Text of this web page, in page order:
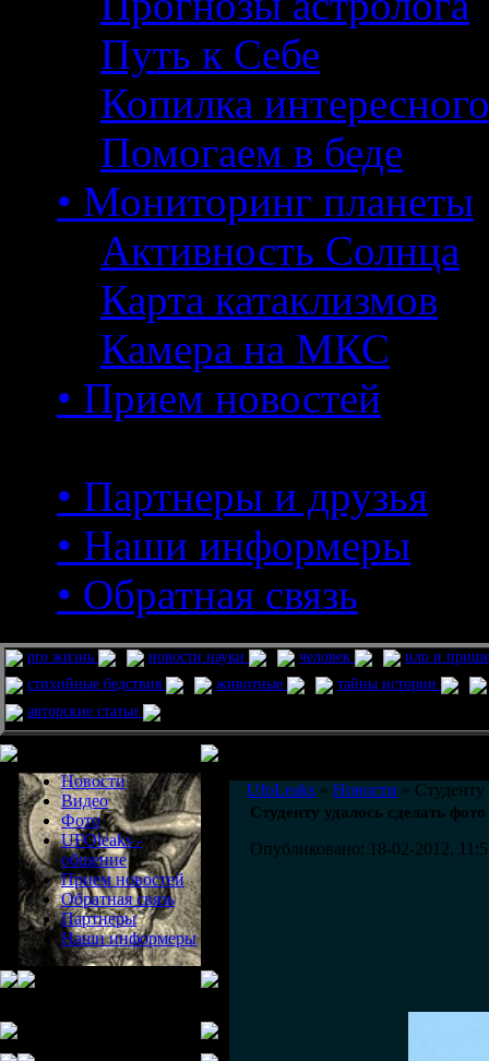
Путь к Себе
Копилка интересного
Помогаем в беде
• Мониторинг планеты
Активность Солнца
Карта катаклизмов
Камера на МКС
• Прием новостей
• Партнеры и друзья
• Наши информеры
• Обратная связь
pro жизнь новости науки человек
нло и
стихийные бедствия
животные
тайны истории
авторские статьи
Новости
Видео
Фото
UFOleaks -
общение
Прием новостей
Обратная связь
Партнеры
Наши информеры
UfoLeaks » Новости » Студенту
Студенту удалось сделать
Опубликовано: 18-02-2012,